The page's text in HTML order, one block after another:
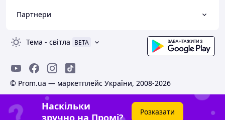
Партнери
Тема - світла BETA
© Prom.ua — маркетплейс України, 2008-2026
Наскільки
зручно на Промі?
Розказати